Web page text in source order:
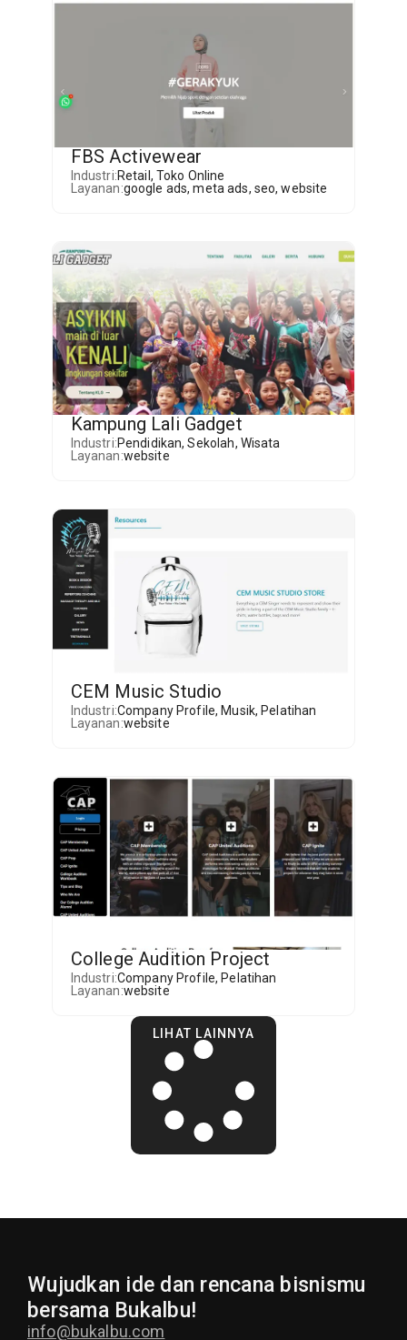
FBS Activewear
Industri:Retail , Toko Online
Layanan:google ads,meta ads, seo,website
Kampung Lali Gadget
Industri:Pendidikan,Sekolah, Wisata
Layanan:website
CEM Music Studio
Industri:Company Profile, Musik, Pelatihan
Layanan:website
College Audition Project
Industri:Company Profile, Pelatihan
Layanan:website
LIHAT LAINNYA
Wujudkan ide dan rencana bisnismu
bersama Bukalbu!
info@bukalbu.com